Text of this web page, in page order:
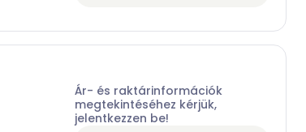
Ár- és raktárinformációk
megtekintéséhez kérjük,
jelentkezzen be!